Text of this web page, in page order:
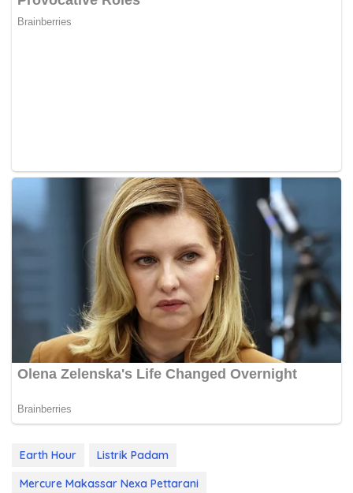
Earth Hour
Listrik Padam
Mercure Makassar Nexa Pettarani